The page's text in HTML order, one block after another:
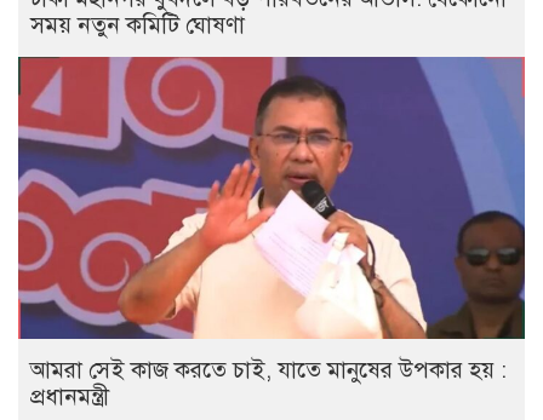
সময় নতুন কমিটি ঘোষণা
আমরা সেই কাজ করতে চাই, যাতে মানুষের উপকার হয় :
প্রধানমন্ত্রী